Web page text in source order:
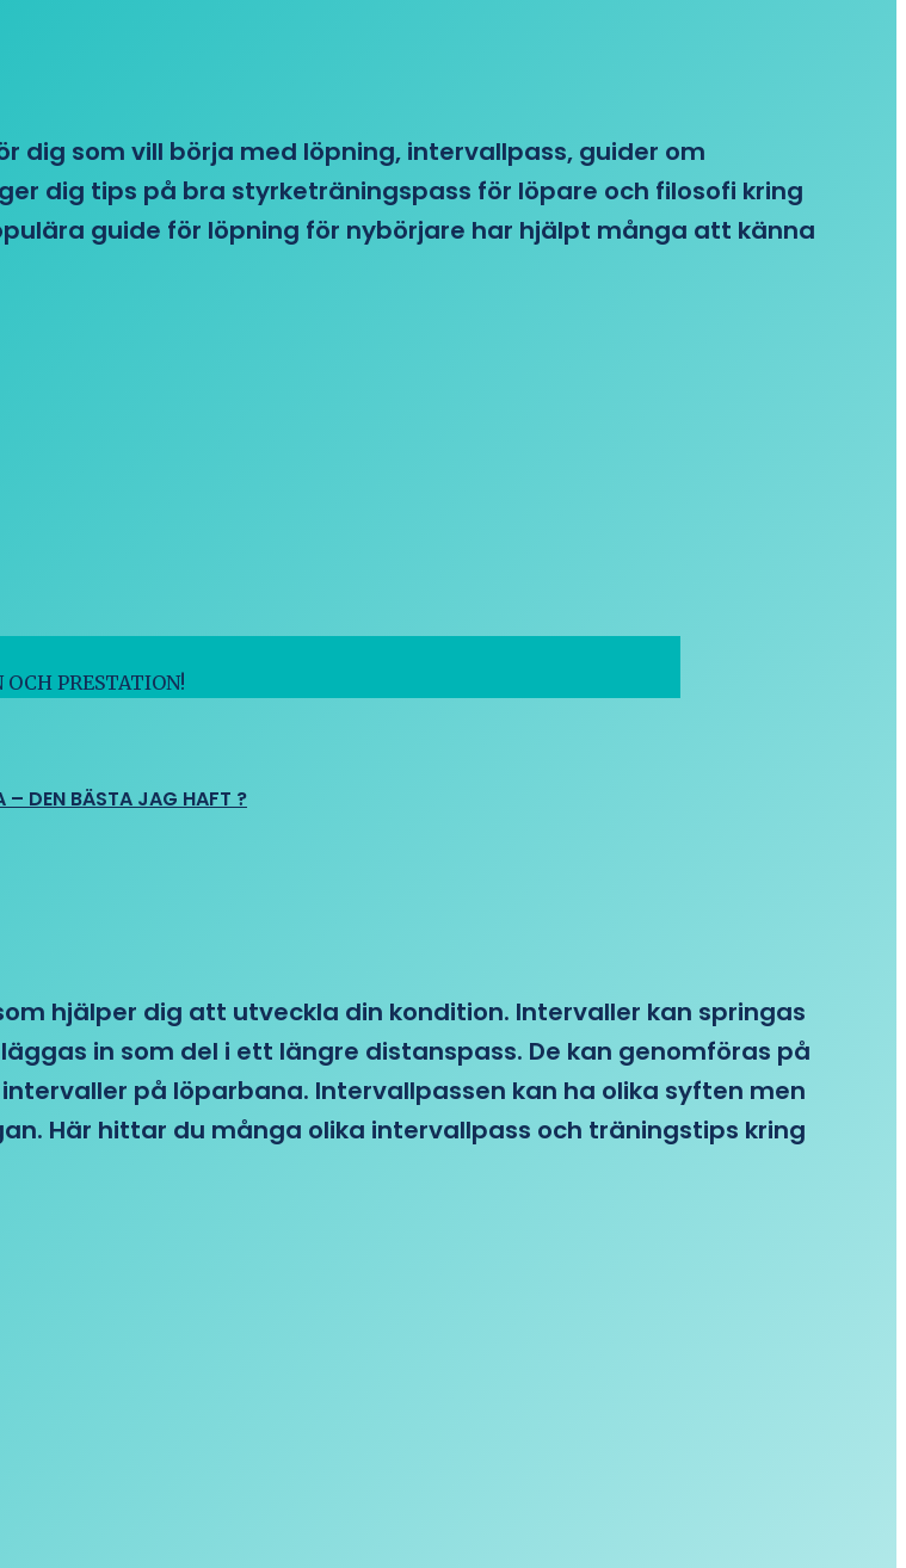
dig som vill börja med löpning, intervallpass, guider om
dig tips på bra styrketräningspass för löpare och filosofi kring
guide för löpning för nybörjare har hjälpt många att känna
PRESTATION!
– DEN BÄSTA JAG HAFT ?
hjälper dig att utveckla din kondition. Intervaller kan springas
in som del i ett längre distanspass. De kan genomföras på
på löparbana. Intervallpassen kan ha olika syften men
Här hittar du många olika intervallpass och träningstips kring